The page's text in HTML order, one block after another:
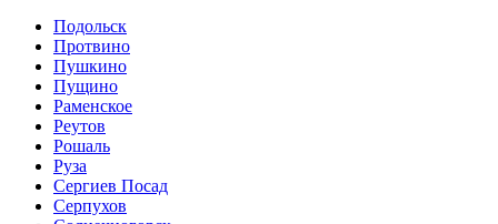
Подольск
Протвино
Пушкино
Пущино
Раменское
Реутов
Рошаль
Руза
Сергиев Посад
Серпухов